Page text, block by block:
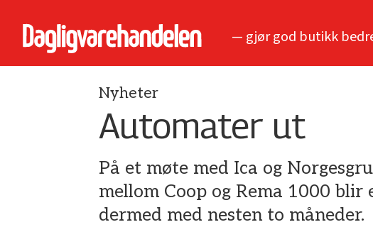
— gjør god butikk
Nyheter
Automater ut
På et møte med Ica og
mellom Coop og Rema 1000
dermed med nesten to måneder.